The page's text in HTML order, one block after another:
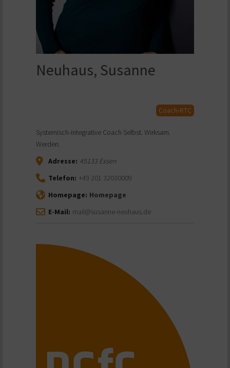
Neuhaus, Susanne
Coach-RTC
Systemisch-integrative Coach Selbst. Wirksam.
Werden.
Adresse: 45133Essen
Telefon: +49 201 32030009
Homepage: Homepage
E-Mail: mail@susanne-neuhaus.de